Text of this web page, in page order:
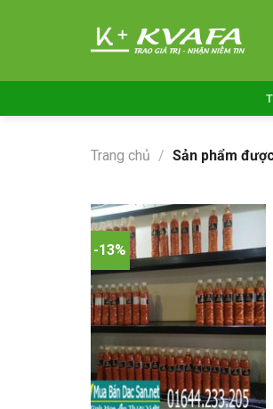
Trang chủ / Sản phẩm
-13%